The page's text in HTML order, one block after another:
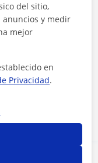
privacidad
del sitio,
anuncios y medir
mejor
en
Privacidad.